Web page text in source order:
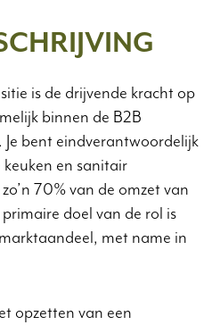
is de drijvende kracht op
binnen de B2B
bent eindverantwoordelijk
en sanitair
70% van de omzet van
doel van de rol is
met name in
opzetten van een